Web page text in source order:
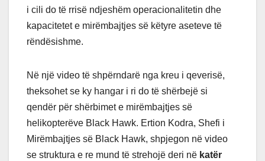
i cili do të rrisë ndjeshëm operacionalitetin dhe
kapacitetet e mirëmbajtjes së këtyre aseteve të
rëndësishme.
Në një video të shpërndarë nga kreu i qeverisë,
theksohet se ky hangar i ri do të shërbejë si
qendër për shërbimet e mirëmbajtjes së
helikopterëve Black Hawk. Ertion Kodra, Shefi i
Mirëmbajtjes së Black Hawk, shpjegon në video
se struktura e re mund të strehojë deri në katër